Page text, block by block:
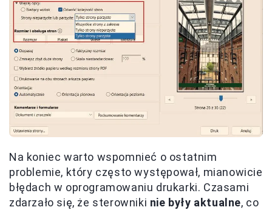
Na koniec warto wspomnieć o ostatnim
problemie, który często występował, mianowicie
błędach w oprogramowaniu drukarki. Czasami
zdarzało się, że sterowniki nie były aktualne, co